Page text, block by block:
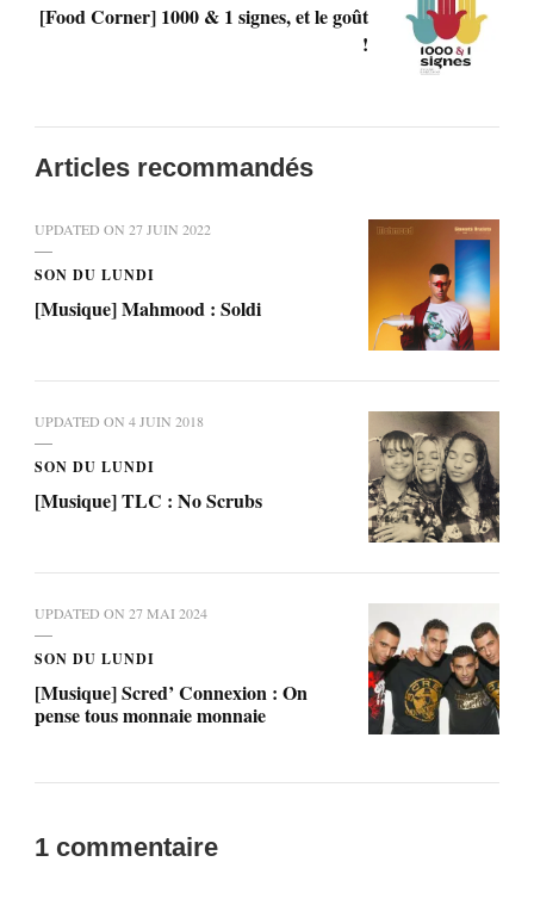
[Food Corner] 1000 & 1 signes, et le goût
!
Articles recommandés
UPDATED ON 27 JUIN 2022
SON DU LUNDI
[Musique] Mahmood : Soldi
UPDATED ON 4 JUIN 2018
SON DU LUNDI
[Musique] TLC : No Scrubs
UPDATED ON 27 MAI 2024
SON DU LUNDI
[Musique] Scred’ Connexion : On
pense tous monnaie monnaie
1 commentaire